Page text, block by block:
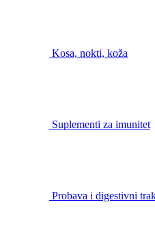
Kosa, nokti, koža
Suplementi za imunitet
Probava i digestivni